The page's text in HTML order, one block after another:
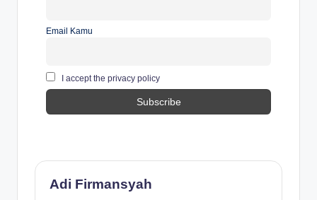
Email Kamu
I accept the privacy policy
Adi Firmansyah